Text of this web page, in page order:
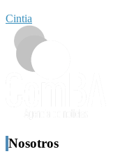
Cintia
Nosotros